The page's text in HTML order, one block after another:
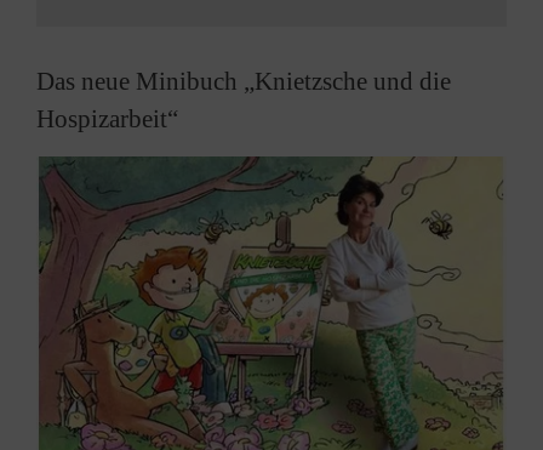
Das neue Minibuch „Knietzsche und die
Hospizarbeit“